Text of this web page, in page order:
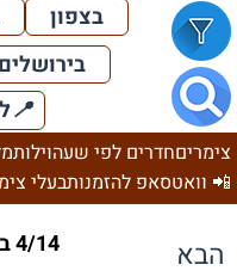
בצפון
בירושלים
📍
צימריםחדרים לפי שעהוילות
📲 וואטסאפ להזמנותבעלי
הבא 4/14 באזור אילת